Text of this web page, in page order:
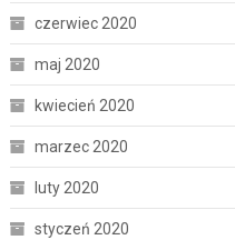
czerwiec 2020
maj 2020
kwiecień 2020
marzec 2020
luty 2020
styczeń 2020